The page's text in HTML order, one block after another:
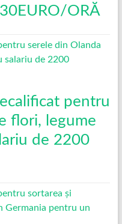
ORĂ
pentru
flori, legume
de 2200